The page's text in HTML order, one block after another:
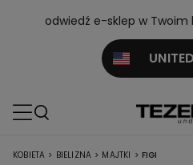
odwiedź e-sklep w Twoim
UNITED
KOBIETA > BIELIZNA > MAJTKI > FIGI